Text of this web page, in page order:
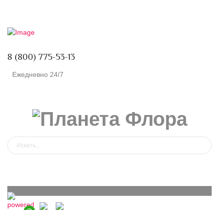
8 (800) 775-53-13
Ежедневно 24/7